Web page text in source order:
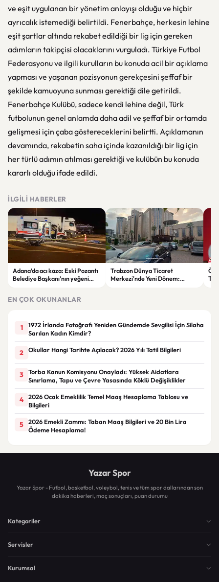
ve eşit uygulanan bir yönetim anlayışı olduğu ve hiçbir
ayrıcalık istemediği belirtildi. Fenerbahçe, herkesin lehine
eşit şartlar altında rekabet edildiği bir lig için gereken
adımların takipçisi olacaklarını vurguladı. Türkiye Futbol
Federasyonu ve ilgili kurulların bu konuda acil bir açıklama
yapması ve yaşanan pozisyonun gerekçesini şeffaf bir
şekilde kamuoyuna sunması gerektiği dile getirildi.
Fenerbahçe Kulübü, sadece kendi lehine değil, Türk
futbolunun genel anlamda daha adil ve şeffaf bir ortamda
gelişmesi için çaba göstereceklerini belirtti. Açıklamanın
devamında, rekabetin saha içinde kazanıldığı bir lig için
her türlü adımın atılması gerektiği ve kulübün bu konuda
kararlı olduğu ifade edildi.
İLGILI HABERLER
Adana’da acı kaza: Eski Pozantı
Belediye Başkanı’nın yeğeni
Trabzon Dünya Ticaret
Merkezi'nde Yeni Dönem:
EN ÇOK OKUNANLAR
1
1972 İrlanda Fotoğrafı Yeniden Gündemde Sevgilisi İçin Silaha
Sarılan Kadın Kimdir?
2 Okullar Hangi Tarihte Açılacak? 2026 Yılı Tatil Bilgileri
3
Torba Kanun Komisyonu Onayladı: Yüksek Aidatlara
Sınırlama, Tapu ve Çevre Yasasında Köklü Değişiklikler
4
2026 Ocak Emeklilik Temel Maaş Hesaplama Tablosu ve
Bilgileri
5
2026 Emekli Zammı: Taban Maaş Bilgileri ve 20 Bin Lira
Ödeme Hesaplama!
Yazar Spor
Yazar Spor - Futbol, basketbol, voleybol, tenis ve tüm spor dallarından son
dakika haberleri, maç sonuçları, puan durumu
Kategoriler
Servisler
Kurumsal